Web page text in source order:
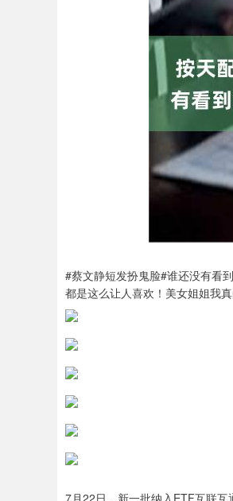
#蔡文静短发扮鬼脸#谁还没有看
都是这么让人喜欢！美女姐姐我真
7月22日，新一批纳入ETF互联